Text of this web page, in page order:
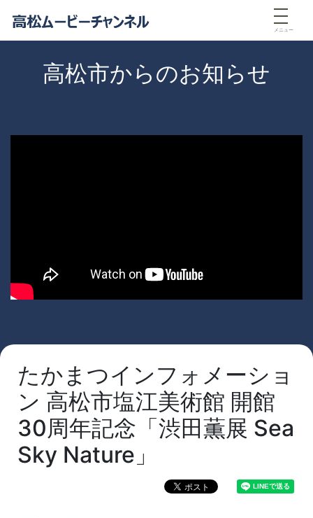
メニュー
高松市からのお知らせ
たかまつインフォメーショ
ン 高松市塩江美術館 開館
30周年記念「渋田薫展 Sea
Sky Nature」